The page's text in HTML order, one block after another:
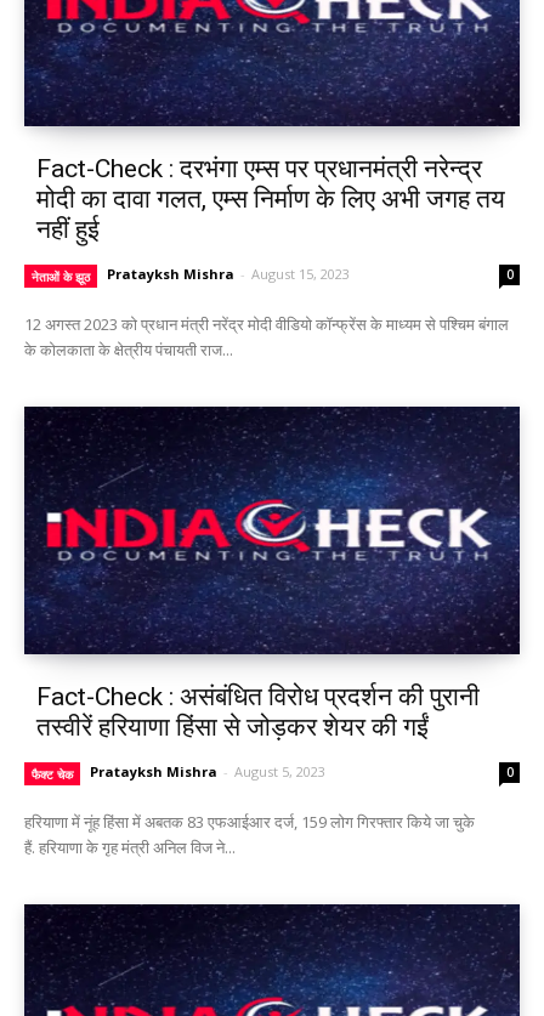
Fact-Check : दरभंगा एम्स पर प्रधानमंत्री नरेन्द्र
मोदी का दावा गलत, एम्स निर्माण के लिए अभी जगह तय
नहीं हुई
नेताओं के झूठ Pratayksh Mishra - August 15, 2023 0
12 अगस्त 2023 को प्रधान मंत्री नरेंद्र मोदी वीडियो कॉन्फ्रेंस के माध्यम से पश्चिम बंगाल
के कोलकाता के क्षेत्रीय पंचायती राज...
Fact-Check : असंबंधित विरोध प्रदर्शन की पुरानी
तस्वीरें हरियाणा हिंसा से जोड़कर शेयर की गईं
फैक्ट चेक Pratayksh Mishra - August 5, 2023 0
हरियाणा में नूंह हिंसा में अबतक 83 एफआईआर दर्ज, 159 लोग गिरफ्तार किये जा चुके
हैं. हरियाणा के गृह मंत्री अनिल विज ने...